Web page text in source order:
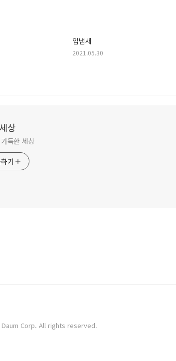
입냄새
2021.05.30
상
득한 세상
기
Corp. All rights reserved.